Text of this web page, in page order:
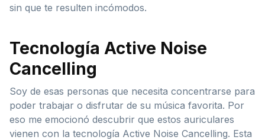
sin que te resulten incómodos.
Tecnología Active Noise
Cancelling
Soy de esas personas que necesita concentrarse para
poder trabajar o disfrutar de su música favorita. Por
eso me emocionó descubrir que estos auriculares
vienen con la tecnología Active Noise Cancelling. Esta